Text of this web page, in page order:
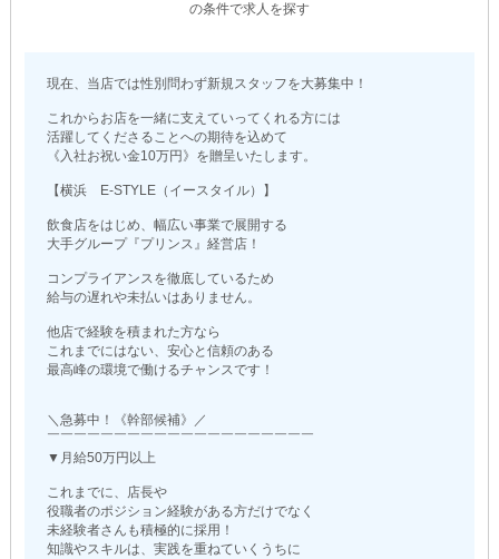
の条件で求人を探す
現在、当店では性別問わず新規スタッフを大募集中！
これからお店を一緒に支えていってくれる方には
活躍してくださることへの期待を込めて
《入社お祝い金10万円》を贈呈いたします。
【横浜 E-STYLE（イースタイル）】
飲食店をはじめ、幅広い事業で展開する
大手グループ『プリンス』経営店！
コンプライアンスを徹底しているため
給与の遅れや未払いはありません。
他店で経験を積まれた方なら
これまでにはない、安心と信頼のある
最高峰の環境で働けるチャンスです！
＼急募中！《幹部候補》／
￣￣￣￣￣￣￣￣￣￣￣￣￣￣￣￣￣￣￣￣
▼月給50万円以上
これまでに、店長や
役職者のポジション経験がある方だけでなく
未経験者さんも積極的に採用！
知識やスキルは、実践を重ねていくうちに